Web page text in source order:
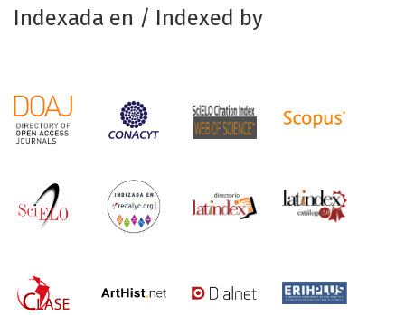
Indexada en / Indexed by